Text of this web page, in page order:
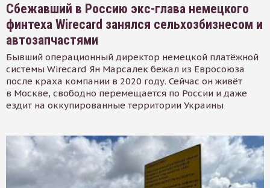
Сбежавший в Россию экс-глава немецкого
финтеха Wirecard занялся сельхозбизнесом и
автозапчастями
Бывший операционный директор немецкой платёжной
системы Wirecard Ян Марсалек бежал из Евросоюза
после краха компании в 2020 году. Сейчас он живёт
в Москве, свободно перемещается по России и даже
ездит на оккупированные территории Украины